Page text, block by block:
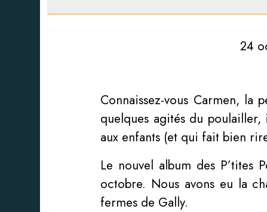
24
Connaissez-vous Carmen,
quelques agités du poulailler,
aux enfants (et qui fait bien
Le nouvel album des P’tites
octobre. Nous avons eu la
fermes de Gally.